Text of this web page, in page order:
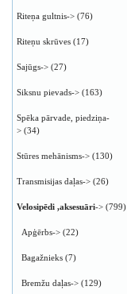
Riteņa gultnis-> (76)
Riteņu skrūves (17)
Sajūgs-> (27)
Siksnu pievads-> (163)
Spēka pārvade, piedziņa-
> (34)
Stūres mehānisms-> (130)
Transmisijas daļas-> (26)
Velosipēdi ,aksesuāri-> (799)
Apģērbs-> (22)
Bagažnieks (7)
Bremžu daļas-> (129)